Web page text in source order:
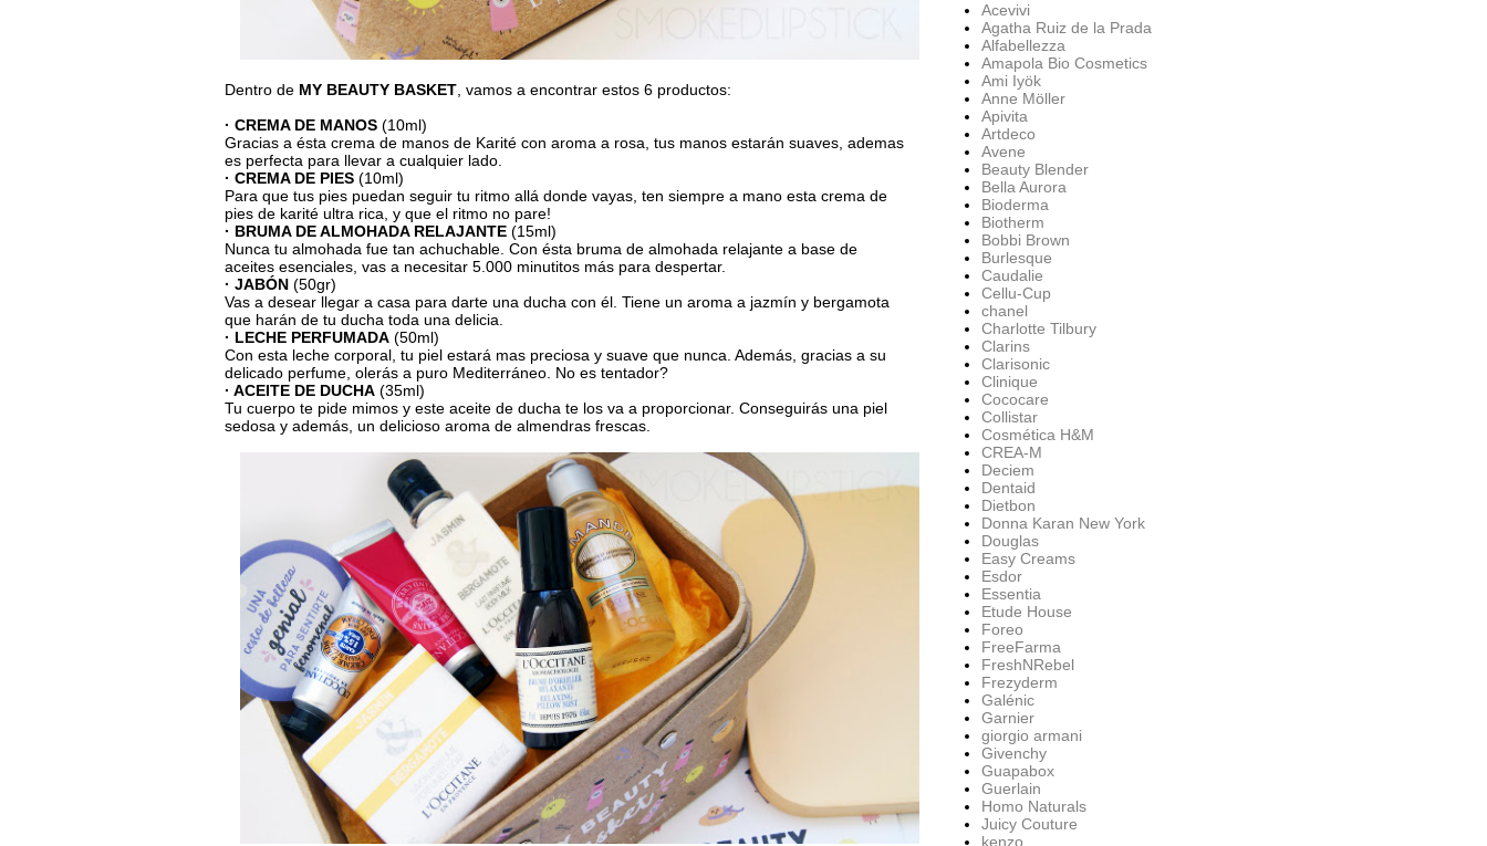
Dentro de MY BEAUTY BASKET, vamos a encontrar estos 6 productos:
· CREMA DE MANOS(10ml)
Gracias a ésta crema de manos de Karité con aroma a rosa, tus manos estarán suaves, ademas
es perfecta para llevar a cualquier lado.
· CREMA DE PIES (10ml)
Para que tus pies puedan seguir tu ritmo allá donde vayas, ten siempre a mano esta crema de
pies de karité ultra rica, y que el ritmo no pare!
· BRUMA DE ALMOHADA RELAJANTE(15ml)
Nunca tu almohada fue tan achuchable. Con ésta bruma de almohada relajante a base de
aceites esenciales, vas a necesitar 5.000 minutitos más para despertar.
· JABÓN(50gr)
Vas a desear llegar a casa para darte una ducha con él. Tiene un aroma a jazmín y bergamota
que harán de tu ducha toda una delicia.
· LECHE PERFUMADA(50ml)
Con esta leche corporal, tu piel estará mas preciosa y suave que nunca. Además, gracias a su
delicado perfume, olerás a puro Mediterráneo. No es tentador?
· ACEITE DE DUCHA(35ml)
Tu cuerpo te pide mimos y este aceite de ducha te los va a proporcionar. Conseguirás una piel
sedosa y además, un delicioso aroma de almendras frescas.
Acevivi
Agatha Ruiz de la Prada
Alfabellezza
Amapola Bio Cosmetics
Ami Iyök
Anne Möller
Apivita
Artdeco
Avene
Beauty Blender
Bella Aurora
Bioderma
Biotherm
Bobbi Brown
Burlesque
Caudalie
Cellu-Cup
chanel
Charlotte Tilbury
Clarins
Clarisonic
Clinique
Cococare
Collistar
Cosmética H&M
CREA-M
Deciem
Dentaid
Dietbon
Donna Karan New York
Douglas
Easy Creams
Esdor
Essentia
Etude House
Foreo
FreeFarma
FreshNRebel
Frezyderm
Galénic
Garnier
giorgio armani
Givenchy
Guapabox
Guerlain
Homo Naturals
Juicy Couture
kenzo